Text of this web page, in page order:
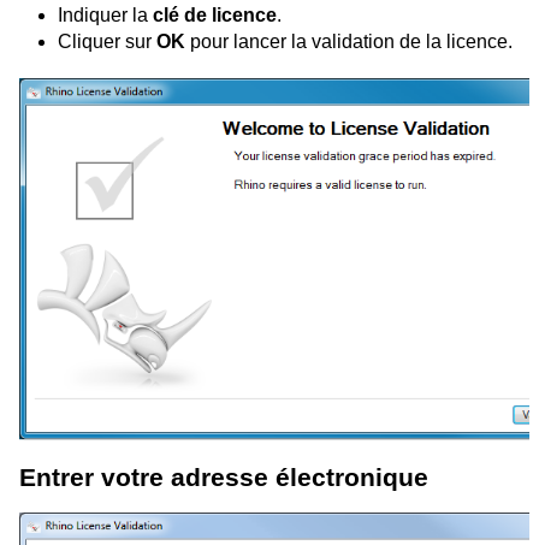
Indiquer la clé de licence.
Cliquer sur OK pour lancer la validation de la licence.
Entrer votre adresse électronique